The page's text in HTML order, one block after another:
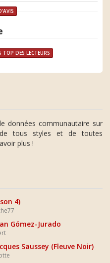
TOP DES LECTEURS
données communautaire sur
tous styles et de toutes
plus !
4)
Gómez-Jurado
Saussey (Fleuve Noir)